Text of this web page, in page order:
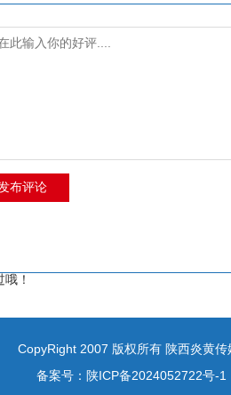
！
CopyRight 2007 版权所有 陕西炎黄传
备案号： 陕ICP备2024052722号-1